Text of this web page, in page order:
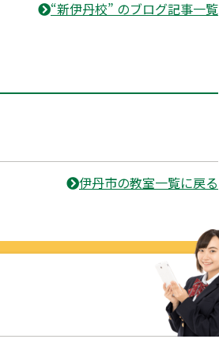
“新伊丹校” のブログ記事一覧
伊丹市の教室一覧に戻る